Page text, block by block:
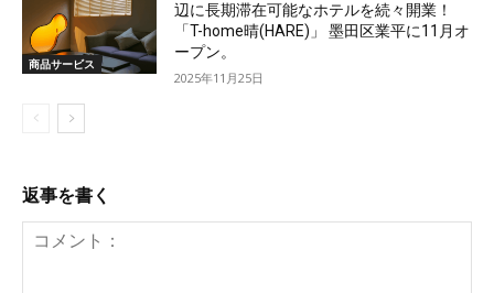
商品サービス
辺に長期滞在可能なホテルを続々開業！
「T-home晴(HARE)」 墨田区業平に11月オ
ープン。
2025年11月25日
返事を書く